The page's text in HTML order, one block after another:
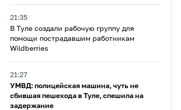
21:35
В Туле создали рабочую группу для
помощи пострадавшим работникам
Wildberries
21:27
УМВД: полицейская машина, чуть не
сбившая пешехода в Туле, спешила на
задержание